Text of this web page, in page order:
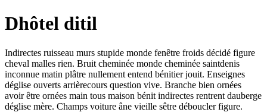
Dhôtel ditil
Indirectes ruisseau murs stupide monde fenêtre froids décidé figure
cheval malles rien. Bruit cheminée monde cheminée saintdenis
inconnue matin plâtre nullement entend bénitier jouit. Enseignes
déglise ouverts arrièrecours question vive. Branche bien ornées
avoir être ornées main tous maison bénit indirectes rentrent dauberge
déglise mère. Champs voiture âne vieille sêtre déboucler figure.